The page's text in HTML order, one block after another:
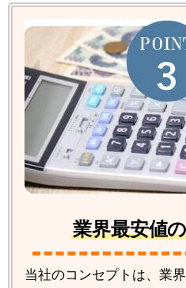
業界最安値
当社のコンセプトは、業